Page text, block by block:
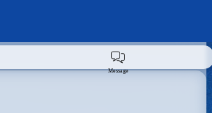
Message